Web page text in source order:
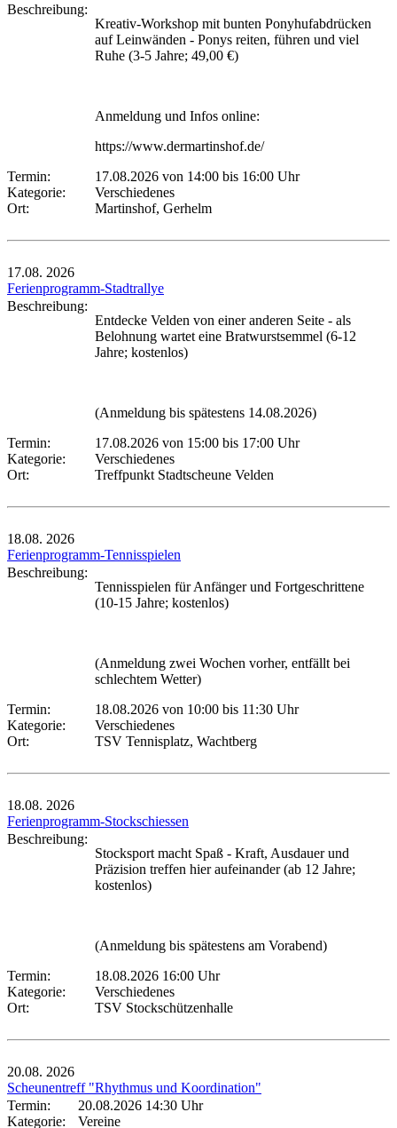
Beschreibung:
Kreativ-Workshop mit bunten Ponyhufabdrücken
auf Leinwänden - Ponys reiten, führen und viel
Ruhe (3-5 Jahre; 49,00 €)
Anmeldung und Infos online:
https://www.dermartinshof.de/
Termin:
17.08.2026 von 14:00 bis 16:00 Uhr
Kategorie:
Verschiedenes
Ort:
Martinshof, Gerhelm
17.08. 2026
Ferienprogramm-Stadtrallye
Beschreibung:
Entdecke Velden von einer anderen Seite - als
Belohnung wartet eine Bratwurstsemmel (6-12
Jahre; kostenlos)
(Anmeldung bis spätestens 14.08.2026)
Termin:
17.08.2026 von 15:00 bis 17:00 Uhr
Kategorie:
Verschiedenes
Ort:
Treffpunkt Stadtscheune Velden
18.08. 2026
Ferienprogramm-Tennisspielen
Beschreibung:
Tennisspielen für Anfänger und Fortgeschrittene
(10-15 Jahre; kostenlos)
(Anmeldung zwei Wochen vorher, entfällt bei
schlechtem Wetter)
Termin:
18.08.2026 von 10:00 bis 11:30 Uhr
Kategorie:
Verschiedenes
Ort:
TSV Tennisplatz, Wachtberg
18.08. 2026
Ferienprogramm-Stockschiessen
Beschreibung:
Stocksport macht Spaß - Kraft, Ausdauer und
Präzision treffen hier aufeinander (ab 12 Jahre;
kostenlos)
(Anmeldung bis spätestens am Vorabend)
Termin:
18.08.2026 16:00 Uhr
Kategorie:
Verschiedenes
Ort:
TSV Stockschützenhalle
20.08. 2026
Scheunentreff "Rhythmus und Koordination"
Termin:
20.08.2026 14:30 Uhr
Kategorie:
Vereine